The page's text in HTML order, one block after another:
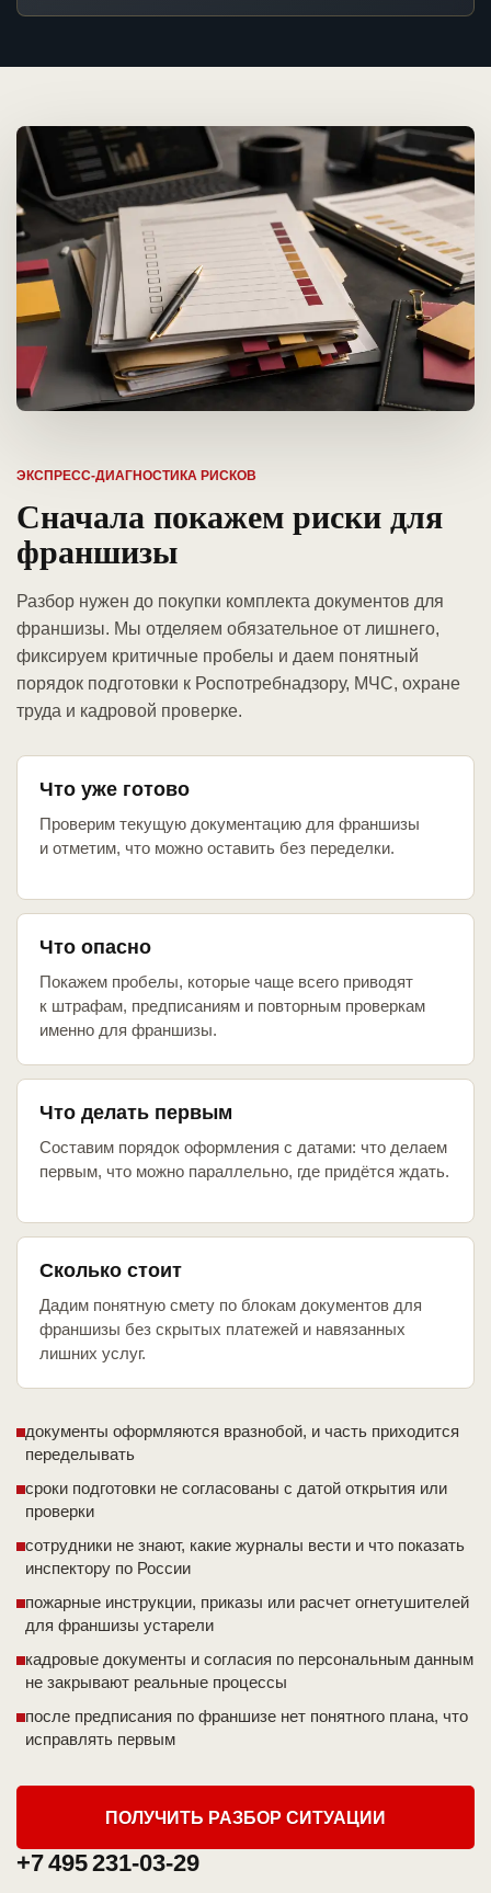
ЭКСПРЕСС-ДИАГНОСТИКА РИСКОВ
Сначала покажем риски для
франшизы
Разбор нужен до покупки комплекта документов для
франшизы. Мы отделяем обязательное от лишнего,
фиксируем критичные пробелы и даем понятный
порядок подготовки к Роспотребнадзору, МЧС, охране
труда и кадровой проверке.
Что уже готово
Проверим текущую документацию для франшизы
и отметим, что можно оставить без переделки.
Что опасно
Покажем пробелы, которые чаще всего приводят
к штрафам, предписаниям и повторным проверкам
именно для франшизы.
Что делать первым
Составим порядок оформления с датами: что делаем
первым, что можно параллельно, где придётся ждать.
Сколько стоит
Дадим понятную смету по блокам документов для
франшизы без скрытых платежей и навязанных
лишних услуг.
документы оформляются вразнобой, и часть приходится
переделывать
сроки подготовки не согласованы с датой открытия или
проверки
сотрудники не знают, какие журналы вести и что показать
инспектору по России
пожарные инструкции, приказы или расчет огнетушителей
для франшизы устарели
кадровые документы и согласия по персональным данным
не закрывают реальные процессы
после предписания по франшизе нет понятного плана, что
исправлять первым
ПОЛУЧИТЬ РАЗБОР СИТУАЦИИ
+7 495 231-03-29